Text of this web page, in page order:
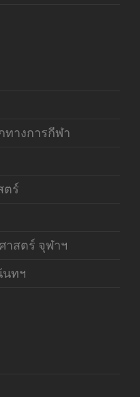
ทางการกีฬา
ตร์
สตร์ จุฬาฯ
นทฯ